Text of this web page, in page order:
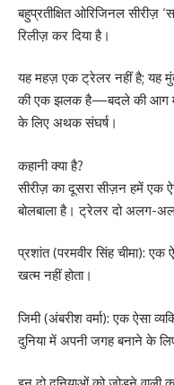
बहुप्रतीक्षित ओरिजिनल सीरीज़
रिलीज़ कर दिया है।
यह महज़ एक ट्रेलर नहीं है; यह
की एक झलक है—बदले की आग में
के लिए अथक संघर्ष।
कहानी क्या है?
सीरीज़ का दूसरा सीज़न हमें एक
बोलबाला है। ट्रेलर दो अलग-
प्रशांत (परमवीर सिंह चीमा): एक
खत्म नहीं होता।
जिमी (अंबरीश वर्मा): एक ऐसा
दुनिया में अपनी जगह बनाने के